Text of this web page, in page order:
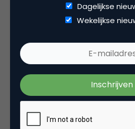
Marketingfacts. Tussendoor
Consulting, IDG Nederland,
onderzoeksbureau WUA. Vanaf
vorm ik samen met Luuk Ros
van Marketingfacts.
Dagelijkse
Wekelijkse